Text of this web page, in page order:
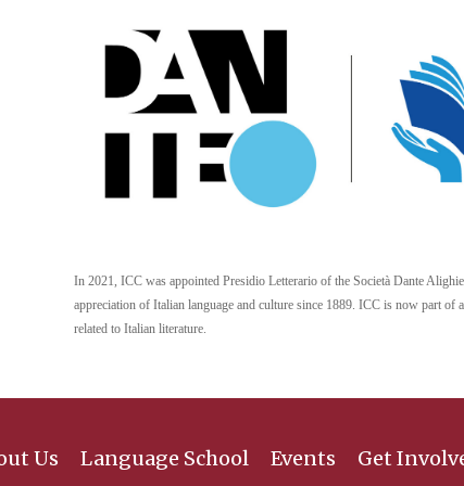
In 2021, ICC was appointed Presidio Letterario of the Società Dante
appreciation of Italian language and culture since 1889. ICC is now part
related to Italian literature.
Us Language School Events Get